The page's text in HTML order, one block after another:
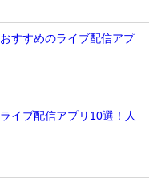
すすめのライブ配信アプ
イブ配信アプリ10選！人